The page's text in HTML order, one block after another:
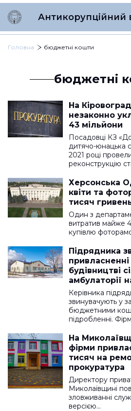
Антикорупційний
Головна бюджетні кошти
бюджетні
На
незаконно
43 мільйони
Посадовці КЗ
дитячо-юнацька
2021 році
реконструкцію
Херсонська
квіти та
тисяч
Один з
витратив майже
купівлю
Підрядника
будівництві
амбулаторії
Керівника
звинувачують у
бюджетними
підробленні.
На
фірми
тисяч на
прокуратура
Директору
Миколаївщині
зловживанні
версією…